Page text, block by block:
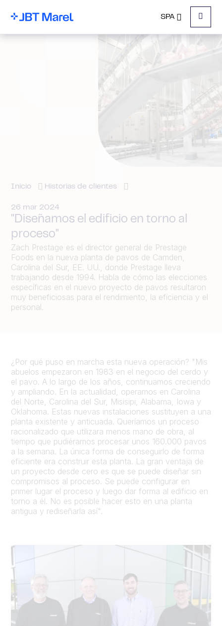
SPA
Menu
Inicio Historias de clientes
26 mar 2024
"Diseñamos el edificio en torno al
proceso"
Zach Prestage es el director general de Prestage
Foods en la nueva planta de pavos de Camden,
Carolina del Sur, EE. UU., donde Prestage lleva
trabajando desde 1994. Habla de cómo las elecciones
específicas en el nuevo proyecto de pavos resultaron
muy beneficiosas para el rendimiento, la eficiencia y el
personal.
¿Por qué puso en marcha esta nueva operación? "Mis
abuelos empezaron en 1983 en el negocio del cerdo y
el pavo. A lo largo de los años, continuamos creciendo
y ampliando. En la actualidad, operamos en Carolina
del Norte, Carolina del Sur, Misisipi, Alabama, Iowa y
Oklahoma. Estas nuevas instalaciones sustituyen a una
planta existente y anticuada. Queríamos un proceso
racionalizado que utilizara menos mano de obra, al
tiempo que pudiéramos procesar unos 160.000 pavos
a la semana. La única forma de conseguirlo de forma
eficiente era construir esta planta. La gran ventaja de
un proyecto desde cero es que se puede diseñar sin
compromisos al proceso. Se puede configurar en
primer lugar el proceso y luego dar forma al edificio en
torno a él. No es posible hacer esto en una planta
antigua y rediseñarla así".